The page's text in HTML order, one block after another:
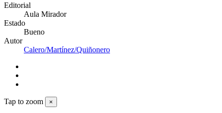
Editorial
Aula Mirador
Estado
Bueno
Autor
Calero/Martínez/Quiñonero
Tap to zoom ×